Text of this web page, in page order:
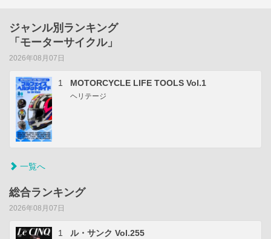
ジャンル別ランキング
「モーターサイクル」
2026年08月07日
1 MOTORCYCLE LIFE TOOLS Vol.1
ヘリテージ
一覧へ
総合ランキング
2026年08月07日
1 ル・サンク Vol.255